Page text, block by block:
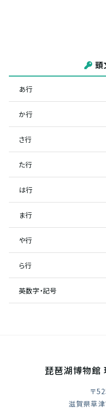
頭
あ行
か行
さ行
た行
は行
ま行
や行
ら行
英数字・記号
琵琶湖博物館
〒
滋賀県草